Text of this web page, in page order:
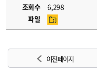
조회수
6,298
파일
이전 페이지